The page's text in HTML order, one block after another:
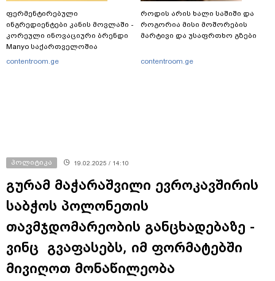
ფერმენტირებული
ინგრედიენტები კანის მოვლაში -
კორეული ინოვაციური ბრენდი
Manyo საქართველოშია
contentroom.ge
როდის არის ხალი საშიში და
როგორია მისი მოშორების
მარტივი და უსაფრთხო გზები
contentroom.ge
პოლიტიკა 19.02.2025 / 14:10
გურამ მაჭარაშვილი ევროკავშირის
საბჭოს პოლონეთის
თავმჯდომარეობის განცხადებაზე -
ვინც გვაფასებს, იმ ფორმატებში
მივიღოთ მონაწილეობა